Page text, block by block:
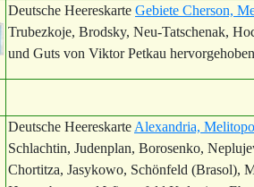
Deutsche Heereskarte Gebiete Cherson,
Trubezkoje, Brodsky, Neu-Tatschenak,
und Guts von Viktor Petkau
Deutsche HeereskarteAlexandria,
Schlachtin, Judenplan, Borosenko,
Chortitza, Jasykowo, Schönfeld (Brasol),